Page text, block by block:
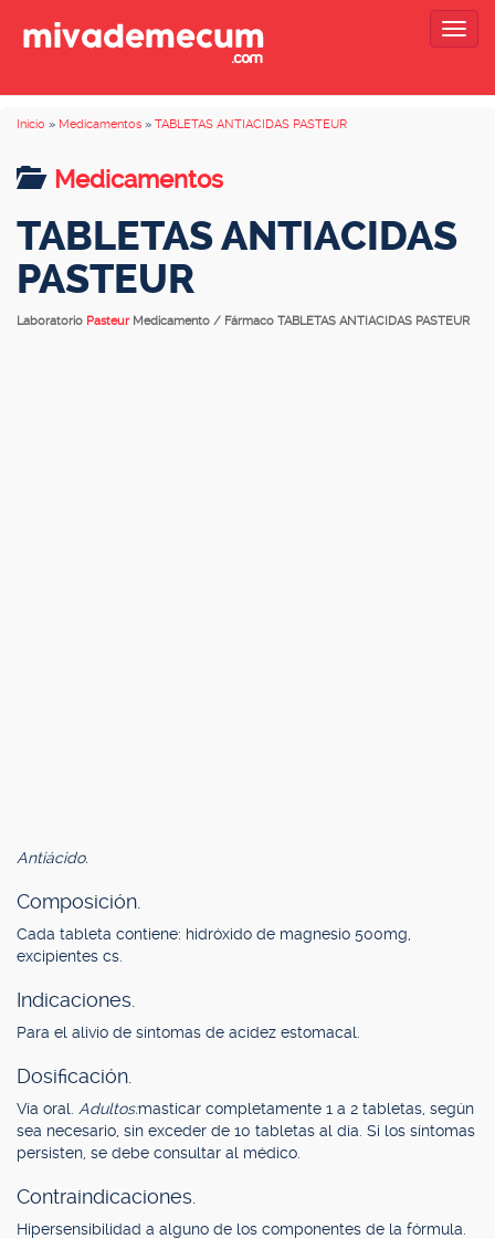
Inicio » Medicamentos » TABLETAS ANTIACIDAS PASTEUR
Medicamentos
TABLETAS ANTIACIDAS
PASTEUR
Laboratorio Pasteur Medicamento / Fármaco TABLETAS ANTIACIDAS PASTEUR
Antiácido.
Composición.
Cada tableta contiene: hidróxido de magnesio 500mg,
excipientes cs.
Indicaciones.
Para el alivio de síntomas de acidez estomacal.
Dosificación.
Vía oral. Adultos:masticar completamente 1 a 2 tabletas, según
sea necesario, sin exceder de 10 tabletas al día. Si los síntomas
persisten, se debe consultar al médico.
Contraindicaciones.
Hipersensibilidad a alguno de los componentes de la fórmula.